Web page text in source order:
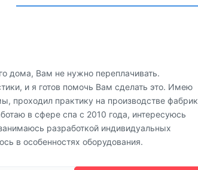
дома, Вам не нужно переплачивать.
и я готов помочь Вам сделать это. Имею
проходил практику на производстве фабрик
в сфере спа с 2010 года, интересуюсь
разработкой индивидуальных
в особенностях оборудования.